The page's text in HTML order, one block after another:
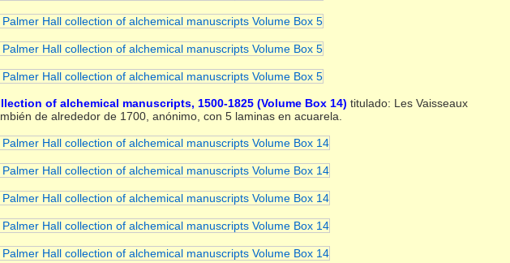
of alchemical manuscripts, 1500-1825 (Volume Box 14) titulado: Les Vaisseaux
de alrededor de 1700, anónimo, con 5 laminas en acuarela.